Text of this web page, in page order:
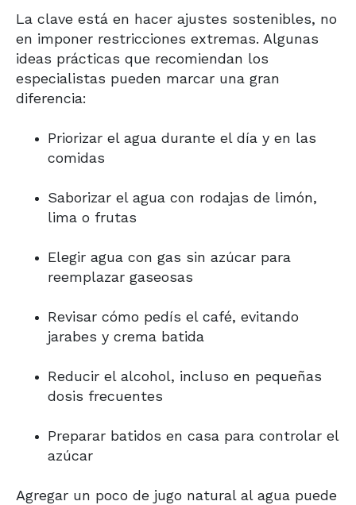
La clave está en hacer ajustes sostenibles, no
en imponer restricciones extremas. Algunas
ideas prácticas que recomiendan los
especialistas pueden marcar una gran
diferencia:
Priorizar el agua durante el día y en las
comidas
Saborizar el agua con rodajas de limón,
lima o frutas
Elegir agua con gas sin azúcar para
reemplazar gaseosas
Revisar cómo pedís el café, evitando
jarabes y crema batida
Reducir el alcohol, incluso en pequeñas
dosis frecuentes
Preparar batidos en casa para controlar el
azúcar
Agregar un poco de jugo natural al agua puede